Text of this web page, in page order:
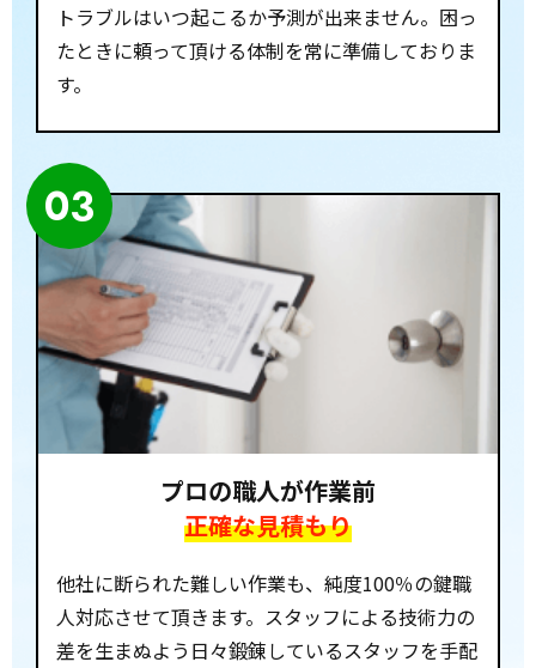
トラブルはいつ起こるか予測が出来ません。困っ
たときに頼って頂ける体制を常に準備しておりま
す。
03
プロの職人が作業前
正確な見積もり
他社に断られた難しい作業も、純度100％の鍵職
人対応させて頂きます。スタッフによる技術力の
差を生まぬよう日々鍛錬しているスタッフを手配